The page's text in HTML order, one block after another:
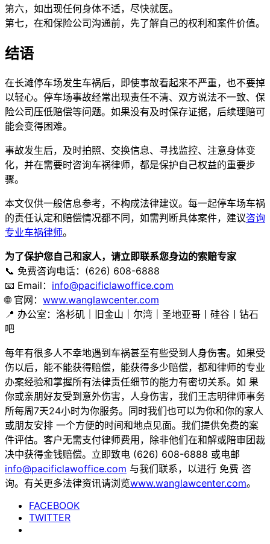
第六，如出现任何身体不适，尽快就医。
第七，在和保险公司沟通前，先了解自己的权利和案件价值。
结语
在长滩停车场发生车祸后，即使事故看起来不严重，也不要掉
以轻心。停车场事故经常出现责任不清、双方说法不一致、保
险公司压低赔偿等问题。如果没有及时保存证据，后续理赔可
能会变得困难。
事故发生后，及时拍照、交换信息、寻找监控、注意身体变
化，并在需要时咨询车祸律师，都是保护自己权益的重要步
骤。
本文仅供一般信息参考，不构成法律建议。每一起停车场车祸
的责任认定和赔偿情况都不同，如需判断具体案件，建议咨询
专业车祸律师。
为了保护您自己和家人，请立即联系您身边的索赔专家
📞 免费咨询电话：(626) 608-6888
📧 Email： info@pacificlawoffice.com
🌐 官网： www.wanglawcenter.com
📍 办公室：洛杉矶｜旧金山｜尔湾｜圣地亚哥丨硅谷丨钻石
吧
每年有很多人不幸地遇到车祸甚至有些受到人身伤害。如果受
伤以后，能不能获得赔偿，能获得多少赔偿，都和律师的专业
办案经验和掌握所有法律责任细节的能力有密切关系。如 果
你或亲朋好友受到意外伤害，人身伤害，我们王志明律师事务
所每周7天24小时为你服务。同时我们也可以为你和你的家人
或朋友安排 一个方便的时间和地点见面。我们提供免费的案
件评估。客户无需支付律师费用，除非他们在和解或陪审团裁
决中获得金钱赔偿。立即致电 (626) 608-6888 或电邮
info@pacificlawoffice.com 与我们联系，以进行 免费 咨
询。有关更多法律资讯请浏览www.wanglawcenter.com。
FACEBOOK
TWITTER